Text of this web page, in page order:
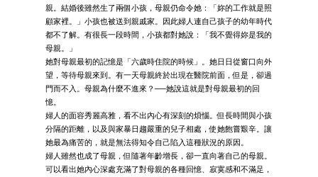
親。結婚後雖然生了兩個小孩，母親仍命令她：「妳的工作就是照
顧家裡。」小孩也被送到親戚家。因此婦人連自己孩子的幼年時代
都不了解。有很長一段時間，小孩都對她說：「我不覺得妳是我的
母親。」
她對母親最初的記憶是「六歲時住院的時候」。她日日從窗口向外
望，等待母親來到。有一天母親終於出現在醫院前面，但是，卻過
門而不入。母親為什麼不進來？──她說這就是對母親最初的回
憶。
婦人的面容秀麗高雅，看不出內心有深刻的煩惱。但長時間與小孩
分隔的距離，以及與家暴日趨嚴重的兒子相處，使她飽嘗艱辛。讓
她最為痛苦的，就是無法得知令自己陷入這種狀況的原因。
婦人雖然也成了母親，但隨著年齡增長，卻一直向著自己的母親。
可以看出她內心深處充滿了對母親的各種回憶、寂寞感和不滿足，